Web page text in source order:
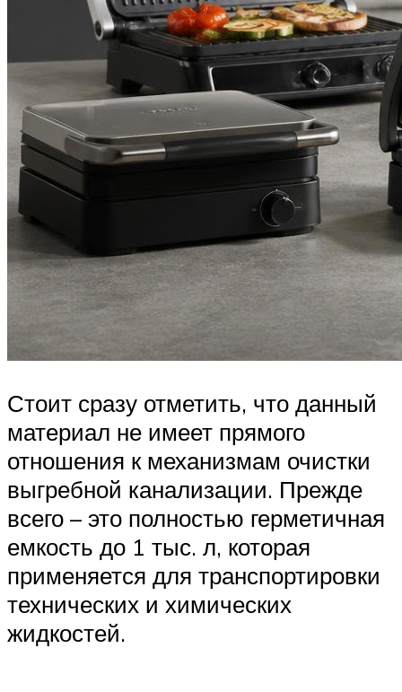
Стоит сразу отметить, что данный
материал не имеет прямого
отношения к механизмам очистки
выгребной канализации. Прежде
всего – это полностью герметичная
емкость до 1 тыс. л, которая
применяется для транспортировки
технических и химических
жидкостей.